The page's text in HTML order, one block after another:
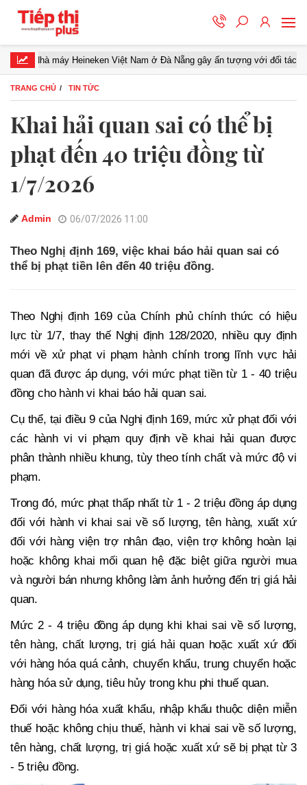
máy Heineken Việt Nam ở Đà Nẵng gây ấn tượng với đối tác miền Trung
TRANG CHỦ TIN TỨC
Khai hải quan sai có thể bị
phạt đến 40 triệu đồng từ
1/7/2026
Admin 06/07/2026 11:00
Theo Nghị định 169, việc khai báo hải quan sai có
thể bị phạt tiền lên đến 40 triệu đồng.
Theo Nghị định 169 của Chính phủ chính thức có hiệu
lực từ 1/7, thay thế Nghị định 128/2020, nhiều quy định
mới về xử phạt vi phạm hành chính trong lĩnh vực hải
quan đã được áp dụng, với mức phạt tiền từ 1 - 40 triệu
đồng cho hành vi khai báo hải quan sai.
Cụ thể, tại điều 9 của Nghị định 169, mức xử phạt đối với
các hành vi vi phạm quy định về khai hải quan được
phân thành nhiều khung, tùy theo tính chất và mức độ vi
phạm.
Trong đó, mức phạt thấp nhất từ 1 - 2 triệu đồng áp dụng
đối với hành vi khai sai về số lượng, tên hàng, xuất xứ
đối với hàng viện trợ nhân đạo, viện trợ không hoàn lại
hoặc không khai mối quan hệ đặc biệt giữa người mua
và người bán nhưng không làm ảnh hưởng đến trị giá hải
quan.
Mức 2 - 4 triệu đồng áp dụng khi khai sai về số lượng,
tên hàng, chất lượng, trị giá hải quan hoặc xuất xứ đối
với hàng hóa quá cảnh, chuyển khẩu, trung chuyển hoặc
hàng hóa sử dụng, tiêu hủy trong khu phi thuế quan.
Đối với hàng hóa xuất khẩu, nhập khẩu thuộc diện miễn
thuế hoặc không chịu thuế, hành vi khai sai về số lượng,
tên hàng, chất lượng, trị giá hoặc xuất xứ sẽ bị phạt từ 3
- 5 triệu đồng.